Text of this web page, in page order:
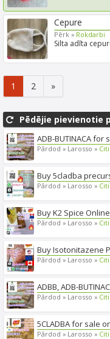
Cepure
Pērk » Rokdarbi
Silta adīta
1 2 »
Pēdējie pievienotie
ADB-BUTINACA for
Pārdod » Larosso » Citi
Buy 5cladba
Pārdod » Larosso » Citi
Buy K2 Spice
Pārdod » Larosso » Citi
Buy Isotonitazene
Pārdod » Larosso » Citi
ADBB, ADB-
Pārdod » Larosso » Citi
5CLADBA for sale
Pārdod » Larosso » Citi